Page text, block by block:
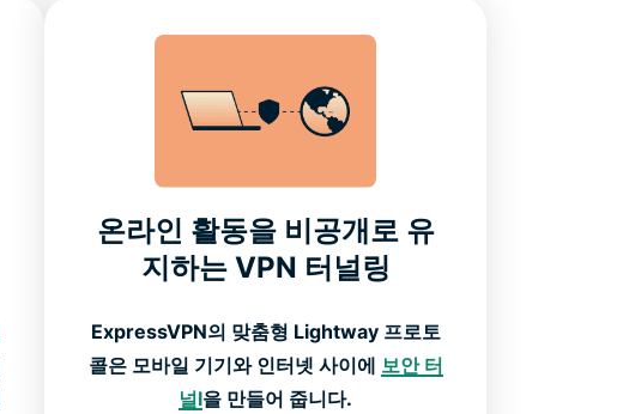
온라인 활동을 비공개로 유
지하는 VPN 터널링
ExpressVPN의 맞춤형 Lightway 프로토
콜은 모바일 기기와 인터넷 사이에 보안 터
널l을 만들어 줍니다.